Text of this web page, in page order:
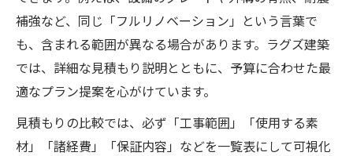
補強など、同じ「フルリノベーション」という言葉で
も、含まれる範囲が異なる場合があります。ラグズ建築
では、詳細な見積もり説明とともに、予算に合わせた最
適なプラン提案を心がけています。
見積もりの比較では、必ず「工事範囲」「使用する素
材」「諸経費」「保証内容」などを一覧表にして可視化